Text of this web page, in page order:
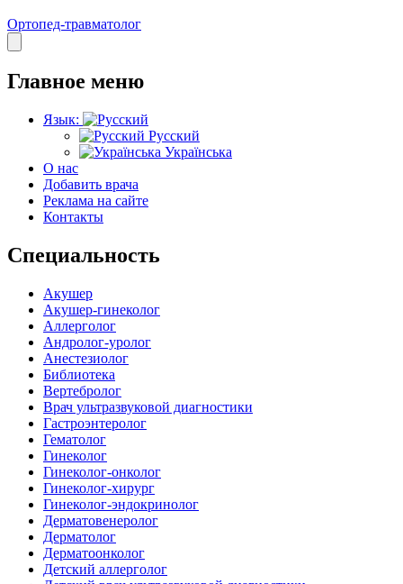
Ортопед-травматолог
Главное меню
Язык:
Русский
Українська
О нас
Добавить врача
Реклама на сайте
Контакты
Специальность
Акушер
Акушер-гинеколог
Аллерголог
Андролог-уролог
Анестезиолог
Библиотека
Вертебролог
Врач ультразвуковой диагностики
Гастроэнтеролог
Гематолог
Гинеколог
Гинеколог-онколог
Гинеколог-хирург
Гинеколог-эндокринолог
Дерматовенеролог
Дерматолог
Дерматоонколог
Детский аллерголог